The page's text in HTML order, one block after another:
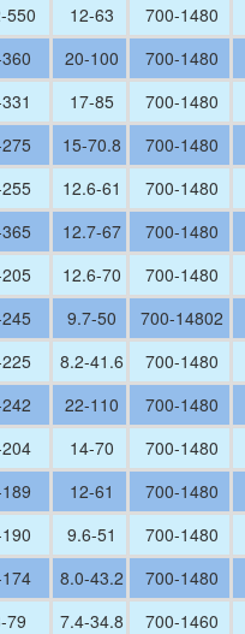
550 12-63
700-1480
20-100
700-1480
17-85
700-1480
15-70.8
700-1480
12.6-61
700-1480
12.7-67
700-1480
12.6-70
700-1480
9.7-50
700-14802
8.2-41.6
700-1480
22-110
700-1480
14-70
700-1480
12-61
700-1480
9.6-51
700-1480
8.0-43.2
700-1480
79 7.4-34.8
700-1460